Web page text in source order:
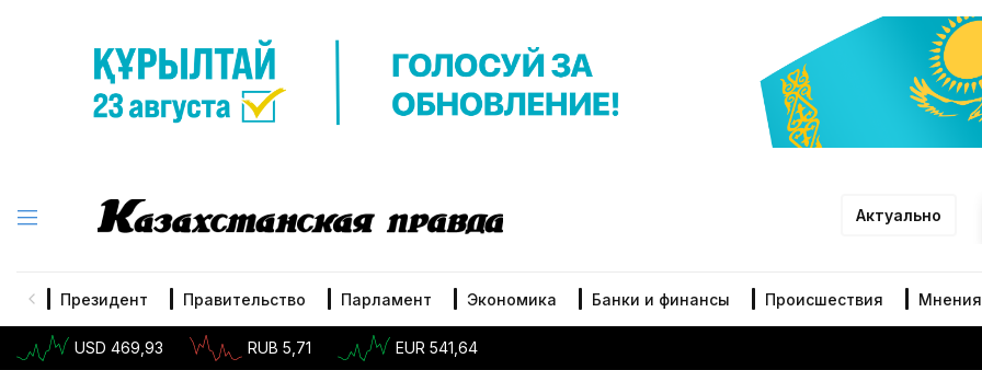
Актуально
Президент Правительство Парламент Экономика Банки и финансы Происшествия Мнения
USD 469,93 RUB 5,71 EUR 541,64